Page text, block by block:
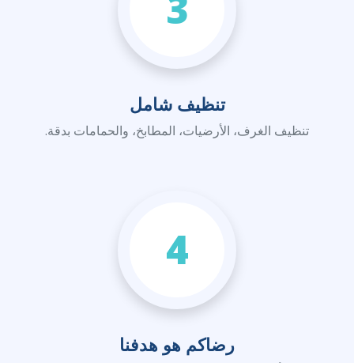
تنظيف شامل
تنظيف الغرف، الأرضيات، المطابخ، والحمامات بدقة.
4
رضاكم هو هدفنا